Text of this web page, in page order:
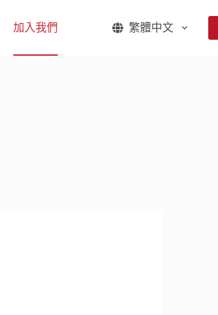
加入我們 繁體中文